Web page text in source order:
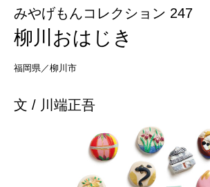
みやげもんコレクション 247
柳川おはじき
福岡県／柳川市
文 / 川端正吾